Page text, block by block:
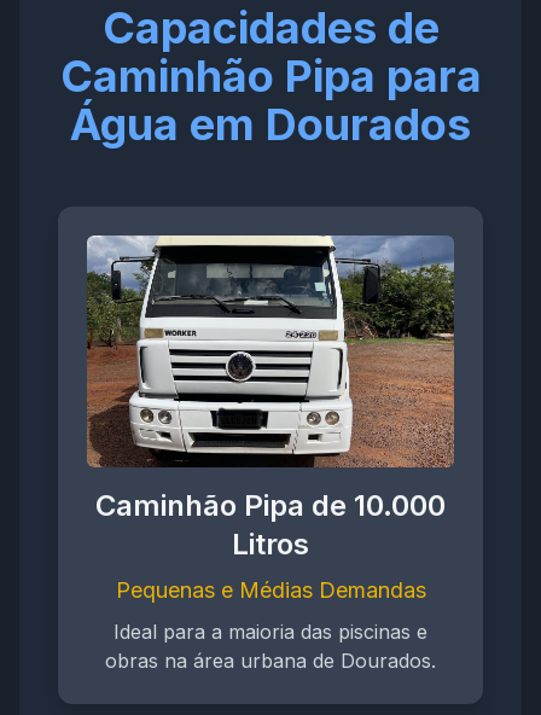
Capacidades de
Caminhão Pipa para
Água em Dourados
Caminhão Pipa de 10.000
Litros
Pequenas e Médias Demandas
Ideal para a maioria das piscinas e
obras na área urbana de Dourados.